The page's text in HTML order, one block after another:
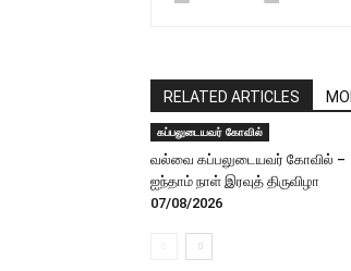
RELATED ARTICLES
கப்பலுடையவர் கோவில்
வல்வை கப்பலுடையவர் கோவில் –
ஐந்தாம் நாள் இரவுத் திருவிழா
07/08/2026